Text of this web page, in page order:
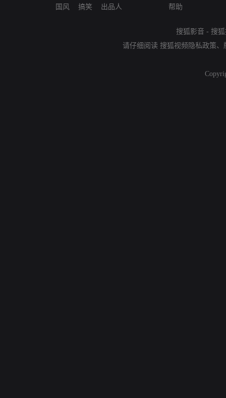
国风
搞笑
出品人
帮助
搜狐影音 - 搜
请仔细阅读 搜狐视频隐私政策、